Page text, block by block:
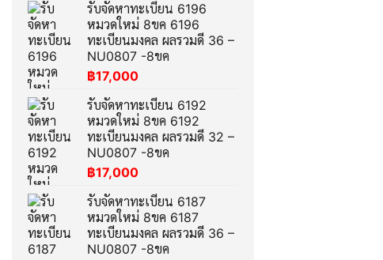
รับจัดหาทะเบียน 6196
หมวดใหม่ 8ขค 6196
ทะเบียนมงคล ผลรวมดี 36 –
NU0807 -8ขค
฿17,000
รับจัดหาทะเบียน 6192
หมวดใหม่ 8ขค 6192
ทะเบียนมงคล ผลรวมดี 32 –
NU0807 -8ขค
฿17,000
รับจัดหาทะเบียน 6187
หมวดใหม่ 8ขค 6187
ทะเบียนมงคล ผลรวมดี 36 –
NU0807 -8ขค